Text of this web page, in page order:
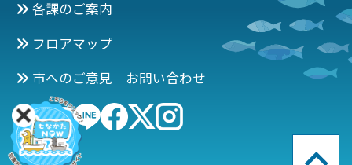
各課のご案内
フロアマップ
市へのご意見 お問い合わせ